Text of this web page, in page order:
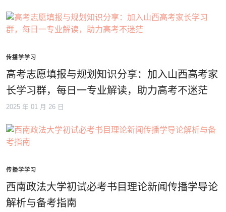
传播学学习
高考志愿填报与规划知识分享：加入山西高考家
长学习群，每日一专业解读，助力高考不迷茫
2025 年 01 月 26 日
传播学学习
西南政法大学初试必考书目理论新闻传播学导论
解析与备考指南